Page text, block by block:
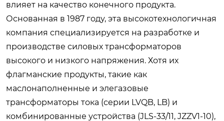
влияет на качество конечного продукта.
Основанная в 1987 году, эта высокотехнологичная
компания специализируется на разработке и
производстве силовых трансформаторов
высокого и низкого напряжения. Хотя их
флагманские продукты, такие как
маслонаполненные и элегазовые
трансформаторы тока (серии LVQB, LB) и
комбинированные устройства (JLS-33/11, JZZV1-10),